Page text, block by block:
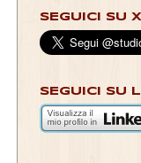
SEGUICI SU
SEGUICI SU